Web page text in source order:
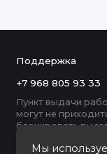
Мы
Поддержка
+7 968 805 93 33
Пункт выдачи
могут не
блокировать ру